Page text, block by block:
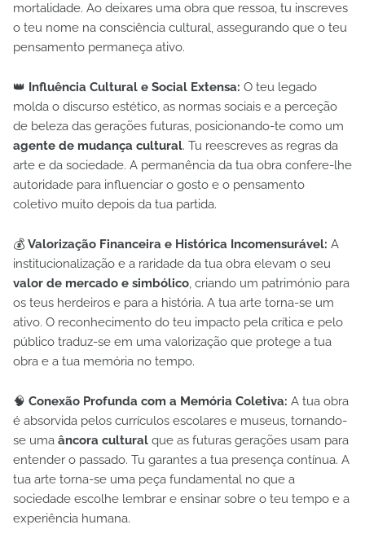
mortalidade. Ao deixares uma obra que ressoa, tu inscreves
o teu nome na consciência cultural, assegurando que o teu
pensamento permaneça ativo.
👑 Influência Cultural e Social Extensa: O teu legado
molda o discurso estético, as normas sociais e a perceção
de beleza das gerações futuras, posicionando-te como um
agente de mudança cultural. Tu reescreves as regras da
arte e da sociedade. A permanência da tua obra confere-lhe
autoridade para influenciar o gosto e o pensamento
coletivo muito depois da tua partida.
💰 Valorização Financeira e Histórica Incomensurável: A
institucionalização e a raridade da tua obra elevam o seu
valor de mercado e simbólico, criando um património para
os teus herdeiros e para a história. A tua arte torna-se um
ativo. O reconhecimento do teu impacto pela crítica e pelo
público traduz-se em uma valorização que protege a tua
obra e a tua memória no tempo.
🧠 Conexão Profunda com a Memória Coletiva: A tua obra
é absorvida pelos currículos escolares e museus, tornando-
se uma âncora cultural que as futuras gerações usam para
entender o passado. Tu garantes a tua presença contínua. A
tua arte torna-se uma peça fundamental no que a
sociedade escolhe lembrar e ensinar sobre o teu tempo e a
experiência humana.